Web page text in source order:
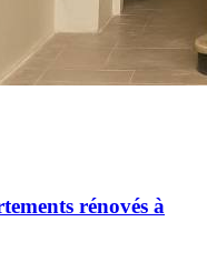
rénovés à